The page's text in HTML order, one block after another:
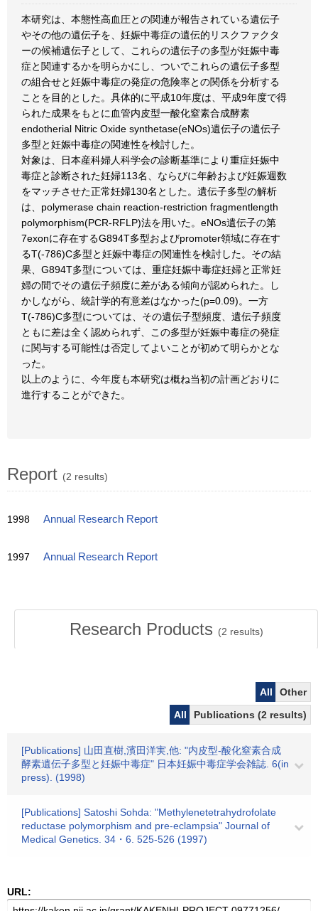
本研究は、本態性高血圧との関連が報告されている遺伝子
やその他の遺伝子を、妊娠中毒症の遺伝的リスクファクタ
ーの候補遺伝子として、これらの遺伝子の多型が妊娠中毒
症と関連するかを明らかにし、ついでこれらの遺伝子多型
の組合せと妊娠中毒症の発症の危険率との関係を分析する
ことを目的とした。具体的に平成10年度は、平成9年度で得
られた成果をもとに血管内皮型一酸化窒素合成酵素
endotherial Nitric Oxide synthetase(eNOs)遺伝子の遺伝子
多型と妊娠中毒症の関連性を検討した。
対象は、日本産科婦人科学会の診断基準により重症妊娠中
毒症と診断された妊婦113名、ならびに年齢および妊娠週数
をマッチさせた正常妊婦130名とした。遺伝子多型の解析
は、polymerase chain reaction-restriction fragmentlength
polymorphism(PCR-RFLP)法を用いた。eNOs遺伝子の第
7exonに存在するG894T多型およびpromoter領域に存在す
るT(-786)C多型と妊娠中毒症の関連性を検討した。その結
果、G894T多型については、重症妊娠中毒症妊婦と正常妊
婦の間でその遺伝子頻度に差がある傾向が認められた。し
かしながら、統計学的有意差はなかった(p=0.09)。一方
T(-786)C多型については、その遺伝子型頻度、遺伝子頻度
ともに差は全く認められず、この多型が妊娠中毒症の発症
に関与する可能性は否定してよいことが初めて明らかとな
った。
以上のように、今年度も本研究は概ね当初の計画どおりに
進行することができた。
Report (2 results)
1998 Annual Research Report
1997 Annual Research Report
Research Products (2 results)
All
Other
All
Publications (2 results)
[Publications] 山田直樹,濱田洋実,他: "内皮型-酸化窒素合成
酵素遺伝子多型と妊娠中毒症" 日本妊娠中毒症学会雑誌. 6(in
press). (1998)
[Publications] Satoshi Sohda: "Methylenetetrahydrofolate
reductase polymorphism and pre-eclampsia" Journal of
Medical Genetics. 34・6. 525-526 (1997)
URL: